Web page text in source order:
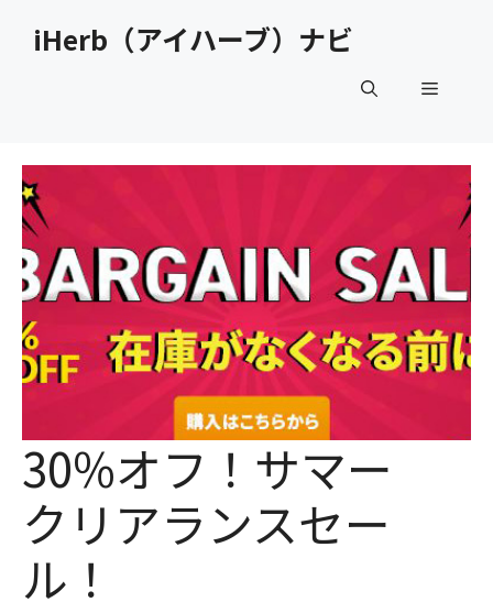
iHerb（アイハーブ）ナビ
メ
ュ
ー
30%オフ！サマー
クリアランスセー
ル！